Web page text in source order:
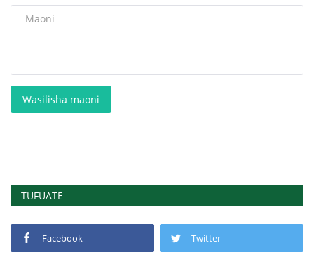
Wasilisha maoni
TUFUATE
Facebook Twitter